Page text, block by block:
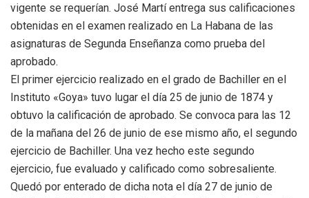
vigente se requerían. José Martí entrega sus calificaciones
obtenidas en el examen realizado en La Habana de las
asignaturas de Segunda Enseñanza como prueba del
aprobado.
El primer ejercicio realizado en el grado de Bachiller en el
Instituto «Goya» tuvo lugar el día 25 de junio de 1874 y
obtuvo la calificación de aprobado. Se convoca para las 12
de la mañana del 26 de junio de ese mismo año, el segundo
ejercicio de Bachiller. Una vez hecho este segundo
ejercicio, fue evaluado y calificado como sobresaliente.
Quedó por enterado de dicha nota el día 27 de junio de